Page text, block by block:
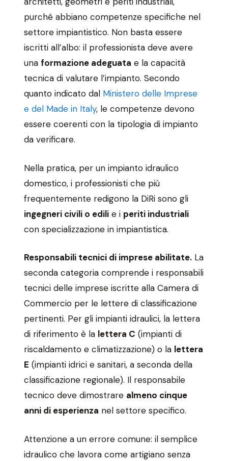
purché abbiano competenze specifiche nel
settore impiantistico. Non basta essere
iscritti all’albo: il professionista deve avere
una formazione adeguata e la capacità
tecnica di valutare l’impianto. Secondo
quanto indicato dal Ministero delle Imprese
e del Made in Italy, le competenze devono
essere coerenti con la tipologia di impianto
da verificare.
Nella pratica, per un impianto idraulico
domestico, i professionisti che più
frequentemente redigono la DiRi sono gli
ingegneri civili o edili e i periti industriali
con specializzazione in impiantistica.
Responsabili tecnici di imprese abilitate. La
seconda categoria comprende i responsabili
tecnici delle imprese iscritte alla Camera di
Commercio per le lettere di classificazione
pertinenti. Per gli impianti idraulici, la lettera
di riferimento è la lettera C (impianti di
riscaldamento e climatizzazione) o la lettera
E (impianti idrici e sanitari, a seconda della
classificazione regionale). Il responsabile
tecnico deve dimostrare almeno cinque
anni di esperienza nel settore specifico.
Attenzione a un errore comune: il semplice
idraulico che lavora come artigiano senza